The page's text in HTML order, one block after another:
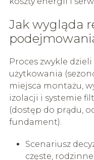
Jak wygląda
Proces zwykle
użytkowania
miejsca montażu,
izolacji i systemie
(dostęp do prądu,
fundament).
Scenariusz
częste,